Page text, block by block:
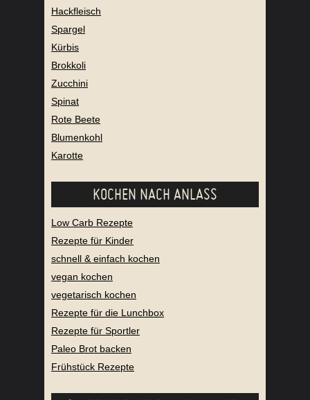
Avocado
Hackfleisch
Spargel
Kürbis
Brokkoli
Zucchini
Spinat
Rote Beete
Blumenkohl
KOCHEN NACH ANLASS
Low Carb Rezepte
Rezepte für Kinder
schnell & einfach kochen
vegan kochen
vegetarisch kochen
Rezepte für die Lunchbox
Rezepte für Sportler
Paleo Brot backen